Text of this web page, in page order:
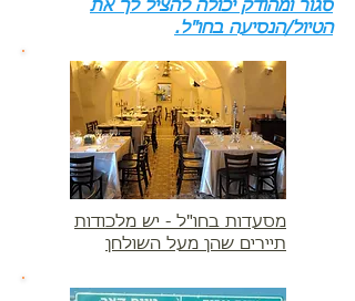
סגור ומהודק יכולה להציל לך את
הטיול/הנסיעה בחו"ל.
מסעדות בחו"ל - יש מלכודות
תיירים שהן מעל השולחן